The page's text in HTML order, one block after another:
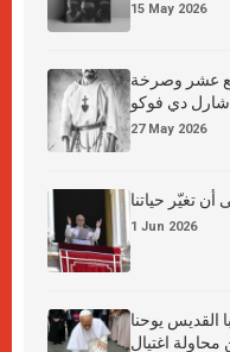
15 May 2026
عشر وصرخة
دي فوكو
27 May 2026
أن تغيّر حياتنا
1 Jun 2026
القديس يوحنا
اغتيال